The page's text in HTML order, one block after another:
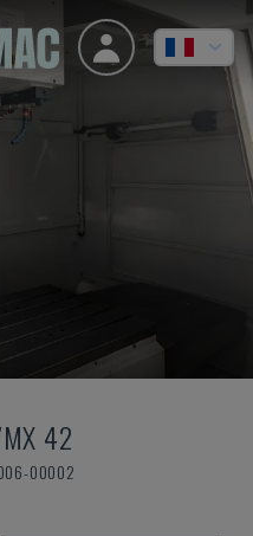
42
00002